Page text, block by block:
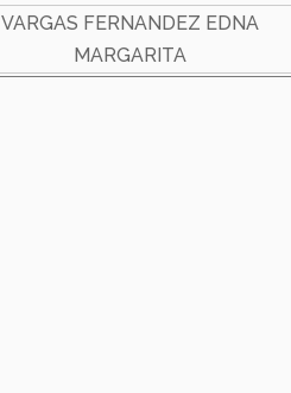
VARGAS FERNANDEZ EDNA
MARGARITA